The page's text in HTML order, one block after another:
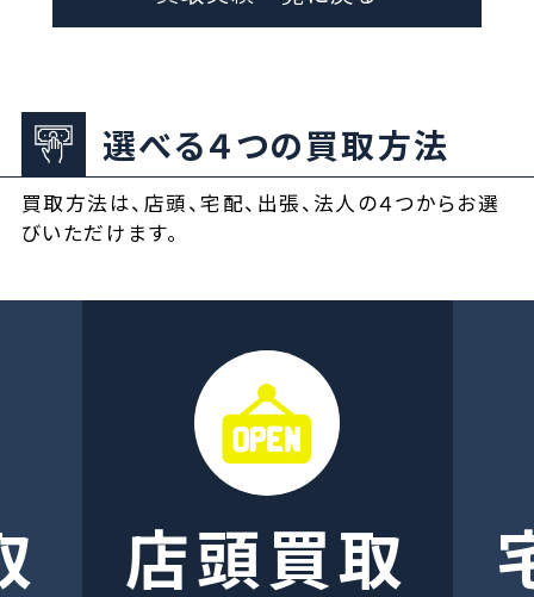
選べる４つの買取方法
買取方法は、店頭、宅配、出張、法人の４つからお選
びいただけます。
店頭買取